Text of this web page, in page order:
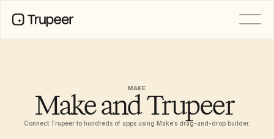
MAKE
Make and Trupeer
Connect Trupeer to hundreds of apps using Make’s drag-and-drop builder.
Translation
Knowledge Base
AI Avatars